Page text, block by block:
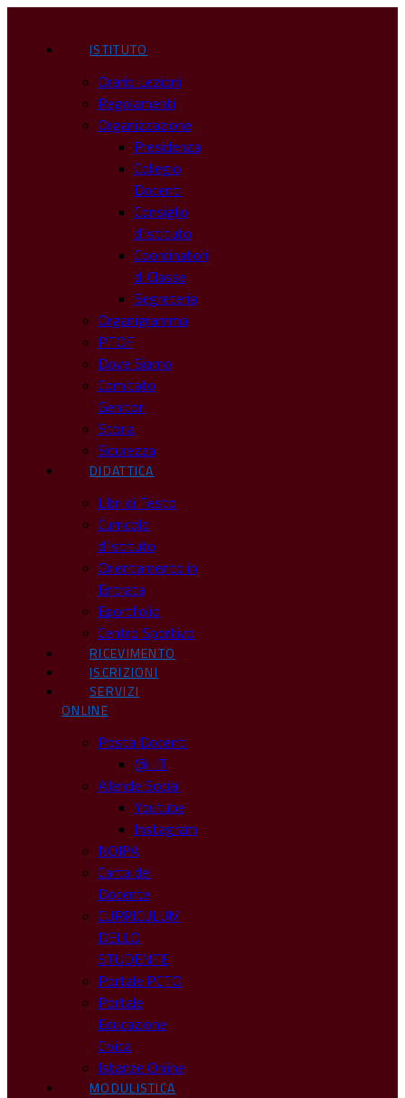
ISTITUTO
Orario Lezioni
Regolamenti
Organizzazione
Presidenza
Collegio
Docenti
Consiglio
d’Istituto
Coordinatori
di Classe
Segreteria
Organigramma
PTOF
Dove Siamo
Comitato
Genitori
Storia
Sicurezza
DIDATTICA
Libri di Testo
Curricolo
d’Istituto
Orientamento in
Entrata
Eportfolio
Centro Sportivo
RICEVIMENTO
ISCRIZIONI
SERVIZI
ONLINE
Posta Docenti
@ .IT
Allende Social
Youtube
Instagram
NOIPA
Carta del
Docente
CURRICULUM
DELLO
STUDENTE
Portale PCTO
Portale
Educazione
Civica
Istanze Online
MODULISTICA